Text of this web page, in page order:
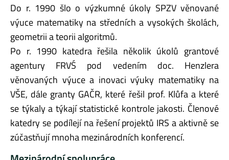
Do r. 1990 šlo o výzkumné úkoly SPZV věnované
výuce matematiky na středních a vysokých školách,
geometrii a teorii algoritmů.
Po r. 1990 katedra řešila několik úkolů grantové
agentury FRVŚ pod vedením doc. Henzlera
věnovaných výuce a inovaci výuky matematiky na
VŠE, dále granty GAČR, které řešil prof. Klůfa a které
se týkaly a týkají statistické kontrole jakosti. Členové
katedry se podílejí na řešení projektů IRS a aktivně se
zúčastňují mnoha mezinárodních konferencí.